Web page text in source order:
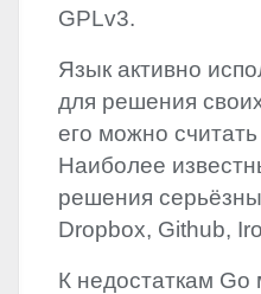
GPLv3.
Язык активно
для решения
его можно
Наиболее
решения
Dropbox, Github,
К недостаткам Go